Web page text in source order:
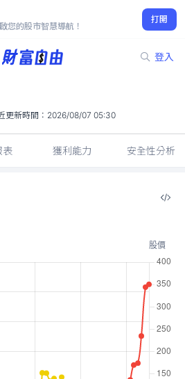
您的股市智慧導航！
打開
登入
-5.53%
更新時間： 2026/08/07 05:30
表 獲利能力 安全性分析